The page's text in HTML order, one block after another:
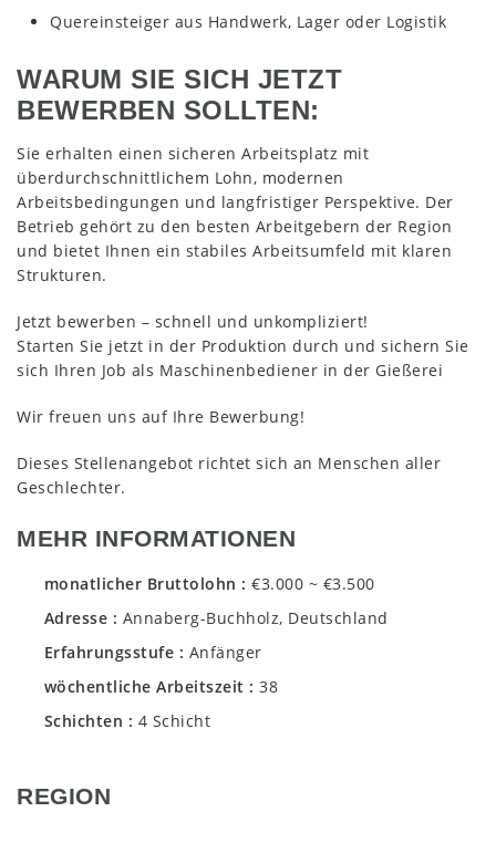
Quereinsteiger aus Handwerk, Lager oder Logistik
WARUM SIE SICH JETZT
BEWERBEN SOLLTEN:
Sie erhalten einen sicheren Arbeitsplatz mit
überdurchschnittlichem Lohn, modernen
Arbeitsbedingungen und langfristiger Perspektive. Der
Betrieb gehört zu den besten Arbeitgebern der Region
und bietet Ihnen ein stabiles Arbeitsumfeld mit klaren
Strukturen.
Jetzt bewerben – schnell und unkompliziert!
Starten Sie jetzt in der Produktion durch und sichern Sie
sich Ihren Job als Maschinenbediener in der Gießerei
Wir freuen uns auf Ihre Bewerbung!
Dieses Stellenangebot richtet sich an Menschen aller
Geschlechter.
MEHR INFORMATIONEN
monatlicher Bruttolohn
€3.000 ~ €3.500
Adresse
Annaberg-Buchholz, Deutschland
Erfahrungsstufe
Anfänger
wöchentliche Arbeitszeit
38
Schichten
4 Schicht
REGION